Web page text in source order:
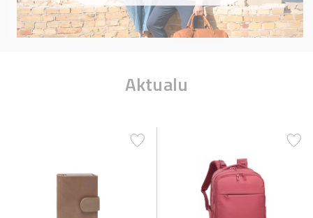
Aktualu